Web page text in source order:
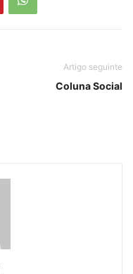
Artigo seguinte
Coluna Social